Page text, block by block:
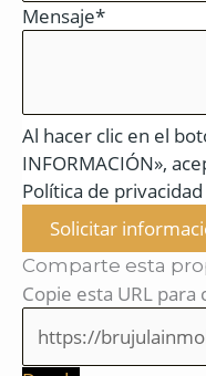
Mensaje*
Al hacer clic en el
INFORMACIÓN»,
Política de privacidad
Solicitar
Comparte esta
Copie esta URL